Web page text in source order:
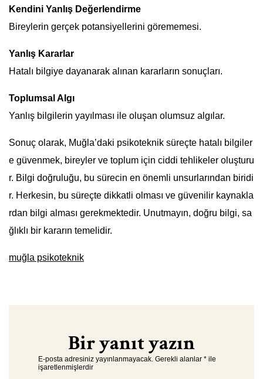
Kendini Yanlış Değerlendirme
Bireylerin gerçek potansiyellerini görememesi.
Yanlış Kararlar
Hatalı bilgiye dayanarak alınan kararların sonuçları.
Toplumsal Algı
Yanlış bilgilerin yayılması ile oluşan olumsuz algılar.
Sonuç olarak, Muğla’daki psikoteknik süreçte hatalı bilgiler
e güvenmek, bireyler ve toplum için ciddi tehlikeler oluşturu
r. Bilgi doğruluğu, bu sürecin en önemli unsurlarından biridi
r. Herkesin, bu süreçte dikkatli olması ve güvenilir kaynakla
rdan bilgi alması gerekmektedir. Unutmayın, doğru bilgi, sa
ğlıklı bir kararın temelidir.
muğla psikoteknik
Bir yanıt yazın
E-posta adresiniz yayınlanmayacak. Gerekli alanlar * ile
işaretlenmişlerdir